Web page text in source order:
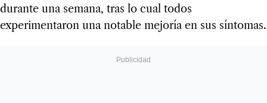
durante una semana, tras lo cual todos
experimentaron una notable mejoría en sus síntomas.